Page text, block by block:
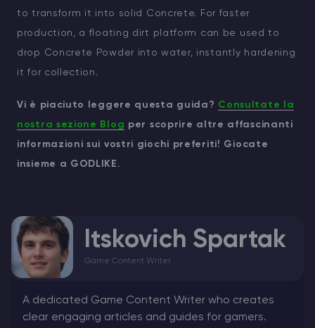
to transform it into solid Concrete. For faster
production, a floating dirt platform can be used to
drop Concrete Powder into water, instantly hardening
it for collection.
Vi è piaciuto leggere questa guida? Consultate la
nostra sezione Blog per scoprire altre affascinanti
informazioni sui vostri giochi preferiti! Giocate
insieme a GODLIKE.
Itskovich Spartak
Game Content Writer
A dedicated Game Content Writer who creates
clear engaging articles and guides for gamers.